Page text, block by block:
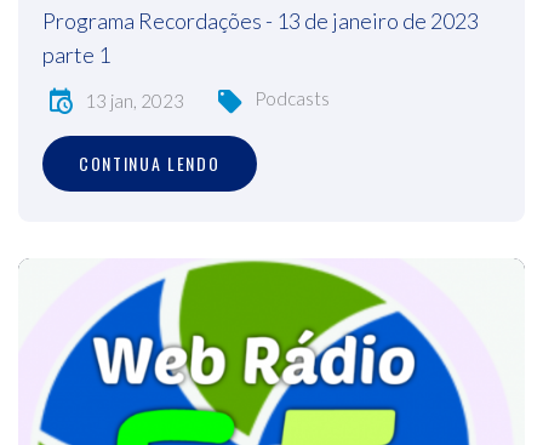
Programa Recordações - 13 de janeiro de 2023
parte 1
13 jan, 2023 Podcasts
CONTINUA LENDO